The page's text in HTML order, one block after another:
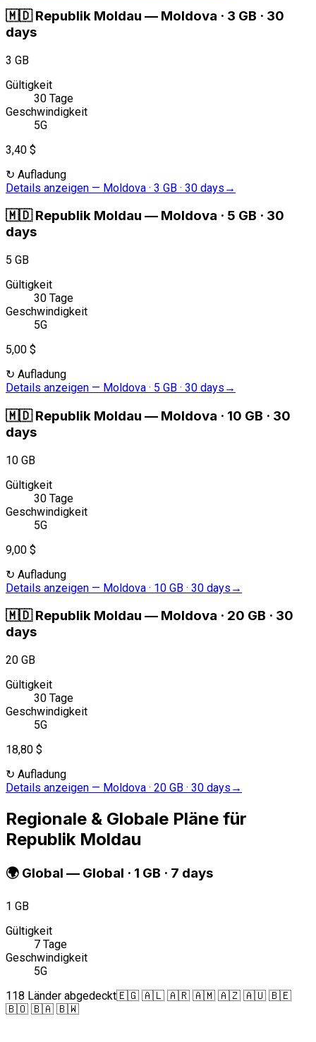
🇲🇩 Republik Moldau — Moldova · 3 GB · 30
days
3 GB
Gültigkeit
30 Tage
Geschwindigkeit
5G
3,40 $
↻ Aufladung
Details anzeigen — Moldova · 3 GB · 30 days →
🇲🇩 Republik Moldau — Moldova · 5 GB · 30
days
5 GB
Gültigkeit
30 Tage
Geschwindigkeit
5G
5,00 $
↻ Aufladung
Details anzeigen — Moldova · 5 GB · 30 days →
🇲🇩 Republik Moldau — Moldova · 10 GB · 30
days
10 GB
Gültigkeit
30 Tage
Geschwindigkeit
5G
9,00 $
↻ Aufladung
Details anzeigen — Moldova · 10 GB · 30 days →
🇲🇩 Republik Moldau — Moldova · 20 GB · 30
days
20 GB
Gültigkeit
30 Tage
Geschwindigkeit
5G
18,80 $
↻ Aufladung
Details anzeigen — Moldova · 20 GB · 30 days →
Regionale & Globale Pläne für
Republik Moldau
🌍 Global — Global · 1 GB · 7 days
1 GB
Gültigkeit
7 Tage
Geschwindigkeit
5G
118 Länder abgedeckt🇪🇬 🇦🇱 🇦🇷 🇦🇲 🇦🇿 🇦🇺 🇧🇪
🇧🇴 🇧🇦 🇧🇼